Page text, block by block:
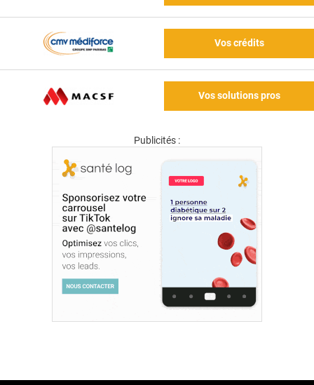
Vos crédits
Vos solutions pros
Publicités :